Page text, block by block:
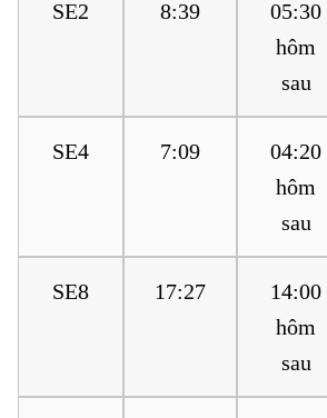
SE2 8:39
05:30
hôm
sau
SE4 7:09
04:20
hôm
sau
SE8 17:27
14:00
hôm
sau